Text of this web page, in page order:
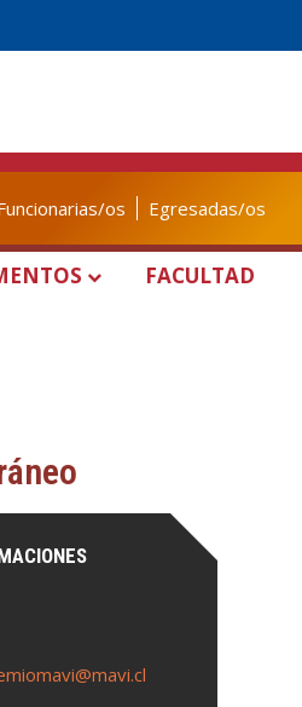
os Egresadas/os
FACULTAD